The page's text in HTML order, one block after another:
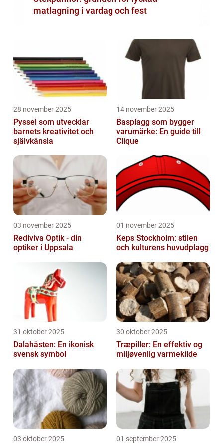
matlagning i vardag och fest
28 november 2025
Pyssel som utvecklar
barnets kreativitet och
självkänsla
14 november 2025
Basplagg som bygger
varumärke: En guide till
Clique
03 november 2025
Rediviva Optik - din
optiker i Uppsala
01 november 2025
Keps Stockholm: stilen
och kulturens huvudplagg
31 oktober 2025
Dalahästen: En ikonisk
svensk symbol
30 oktober 2025
Træpiller: En effektiv og
miljøvenlig varmekilde
03 oktober 2025 01 september 2025